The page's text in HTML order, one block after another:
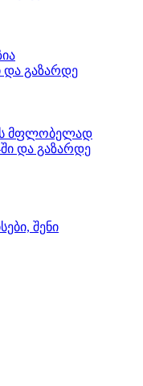
და გაზარდე
მფლობელად
ში და გაზარდე
შენი